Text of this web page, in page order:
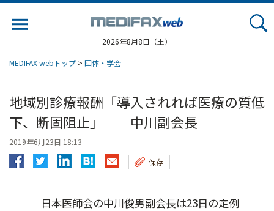
2026年8月8日（土）
MEDIFAX webトップ > 団体・学会
地域別診療報酬「導入されれば医療の質低
下、断固阻止」 中川副会長
2019年6月23日 18:13
保存
日本医師会の中川俊男副会長は23日の定例